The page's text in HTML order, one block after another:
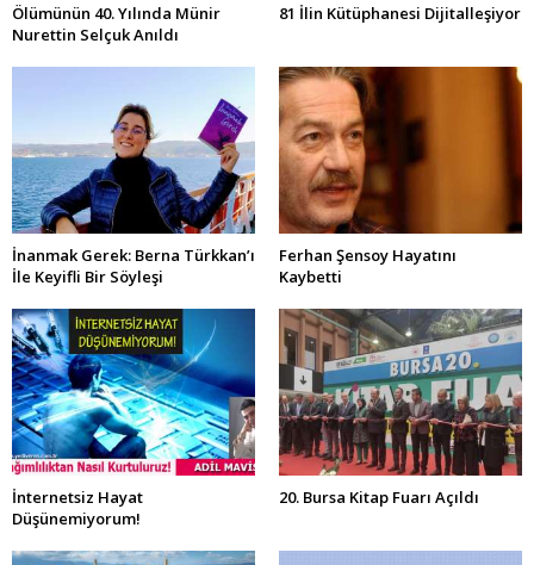
Ölümünün 40. Yılında Münir
Nurettin Selçuk Anıldı
81 İlin Kütüphanesi Dijitalleşiyor
İnanmak Gerek: Berna Türkkan’ı
İle Keyifli Bir Söyleşi
Ferhan Şensoy Hayatını
Kaybetti
İnternetsiz Hayat
Düşünemiyorum!
20. Bursa Kitap Fuarı Açıldı